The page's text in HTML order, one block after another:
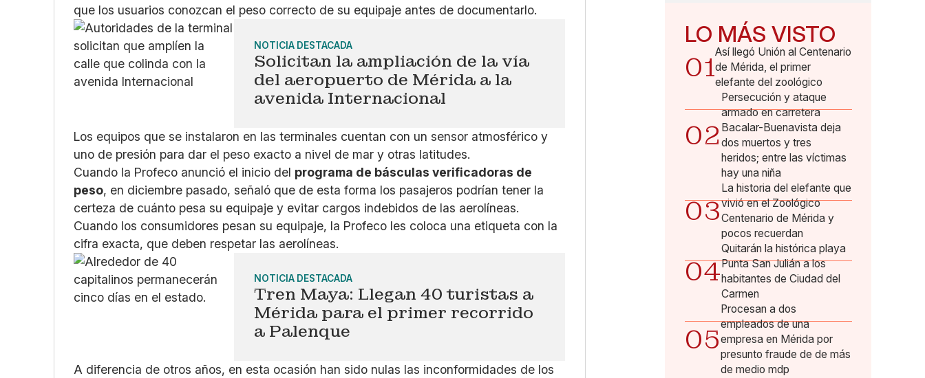
que los usuarios conozcan el peso correcto de su equipaje antes de documentarlo.
NOTICIA DESTACADA
Solicitan la ampliación de la vía
del aeropuerto de Mérida a la
avenida Internacional
Los equipos que se instalaron en las terminales cuentan con un sensor atmosférico y
uno de presión para dar el peso exacto a nivel de mar y otras latitudes.
Cuando la Profeco anunció el inicio del programa de básculas verificadoras de
peso, en diciembre pasado, señaló que de esta forma los pasajeros podrían tener la
certeza de cuánto pesa su equipaje y evitar cargos indebidos de las aerolíneas.
Cuando los consumidores pesan su equipaje, la Profeco les coloca una etiqueta con la
cifra exacta, que deben respetar las aerolíneas.
NOTICIA DESTACADA
Tren Maya: Llegan 40 turistas a
Mérida para el primer recorrido
a Palenque
A diferencia de otros años, en esta ocasión han sido nulas las inconformidades de los
LO MÁS VISTO
01Así llegó Unión al Centenario
de Mérida, el primer
elefante del zoológico
02
Persecución y ataque
armado en carretera
Bacalar-Buenavista deja
dos muertos y tres
heridos; entre las víctimas
hay una niña
03
La historia del elefante que
vivió en el Zoológico
Centenario de Mérida y
pocos recuerdan
04
Quitarán la histórica playa
Punta San Julián a los
habitantes de Ciudad del
Carmen
05
Procesan a dos
empleados de una
empresa en Mérida por
presunto fraude de de más
de medio mdp